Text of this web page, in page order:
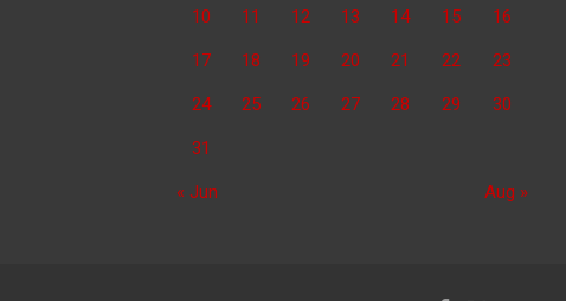
10 11 12 13 14 15 16
17 18 19 20 21 22 23
24 25 26 27 28 29 30
31
« Jun Aug »